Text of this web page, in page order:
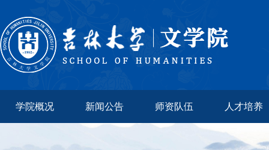
学院概况 新闻公告 师资队伍 人才培养